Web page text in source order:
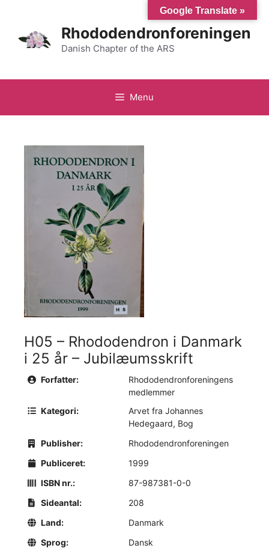
indhold
Rhododendronforeningen
Danish Chapter of the ARS
Menu
H05 – Rhododendron i Danmark
i 25 år – Jubilæumsskrift
Forfatter:
Rhododendronforeningens
medlemmer
Kategori:
Arvet fra Johannes
Hedegaard, Bog
Publisher:
Rhododendronforeningen
Publiceret:
1999
ISBN nr.:
87-987381-0-0
Sideantal:
208
Land:
Danmark
Sprog:
Dansk
Google Translate »